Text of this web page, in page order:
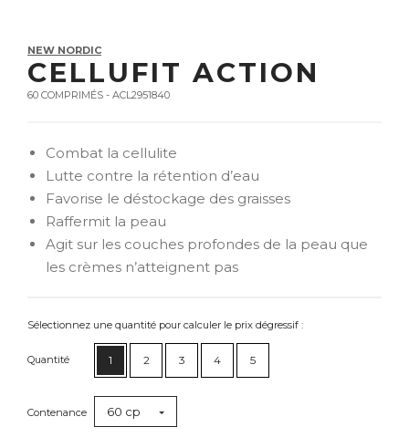
NEW NORDIC
CELLUFIT ACTION
60 COMPRIMÉS - ACL2951840
Combat la cellulite
Lutte contre la rétention d’eau
Favorise le déstockage des graisses
Raffermit la peau
Agit sur les couches profondes de la peau que
les crèmes n’atteignent pas
Sélectionnez une quantité pour calculer le prix dégressif :
Quantité 1 2 3 4 5
Contenance 60 cp